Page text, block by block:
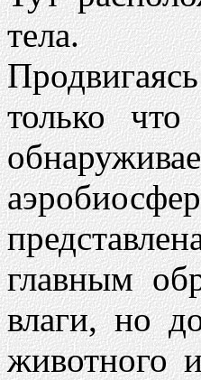
тела.
только
главным
влаги, но
животного